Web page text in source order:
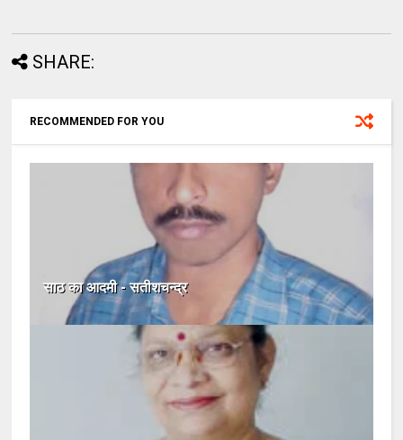
SHARE:
RECOMMENDED FOR YOU
साठ का आदमी - सतीशचन्द्र